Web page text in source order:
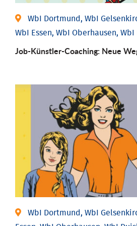
WbI Dortmund, WbI
WbI Essen, WbI Oberhausen,
Job-Künstler-Coaching: Neue
WbI Dortmund, WbI